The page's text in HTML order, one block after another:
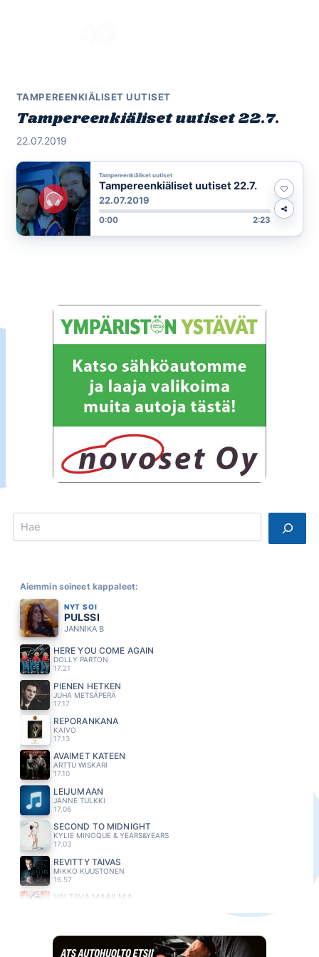
TAMPEREENKIÄLISET UUTISET
Tampereenkiäliset uutiset 22.7.
22.07.2019
Tampereenkiäliset uutiset
Tampereenkiäliset uutiset 22.7.
22.07.2019
0:00 2:23
Search
Aiemmin soineet kappaleet:
NYT SOI
PULSSI
JANNIKA B
HERE YOU COME AGAIN
DOLLY PARTON
17.21
PIENEN HETKEN
JUHA METSÄPERÄ
17.17
REPORANKANA
KAIVO
17.13
AVAIMET KÄTEEN
ARTTU WISKARI
17.10
LEIJUMAAN
JANNE TULKKI
17.06
SECOND TO MIDNIGHT
KYLIE MINOQUE & YEARS&YEARS
17.03
REVITTY TAIVAS
MIKKO KUUSTONEN
16.57
VALTAVA MAAILMA
VAN MORRISON
16.49